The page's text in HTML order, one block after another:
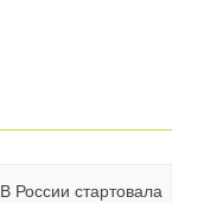
В России стартовала